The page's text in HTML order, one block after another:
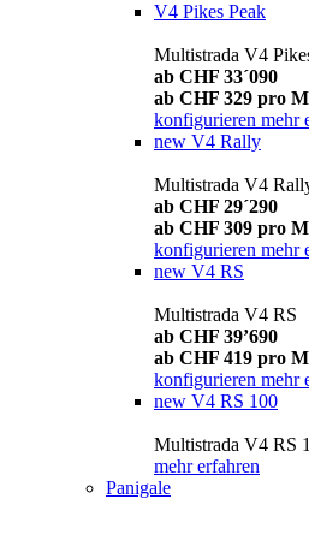
V4 Pikes Peak
Multistrada V4
ab CHF 33´090
ab CHF 329 pro
konfigurieren mehr
new V4 Rally
Multistrada V4
ab CHF 29´290
ab CHF 309 pro
konfigurieren mehr
new V4 RS
Multistrada V4 RS
ab CHF 39’690
ab CHF 419 pro
konfigurieren mehr
new V4 RS 100
Multistrada V4 RS
mehr erfahren
Panigale